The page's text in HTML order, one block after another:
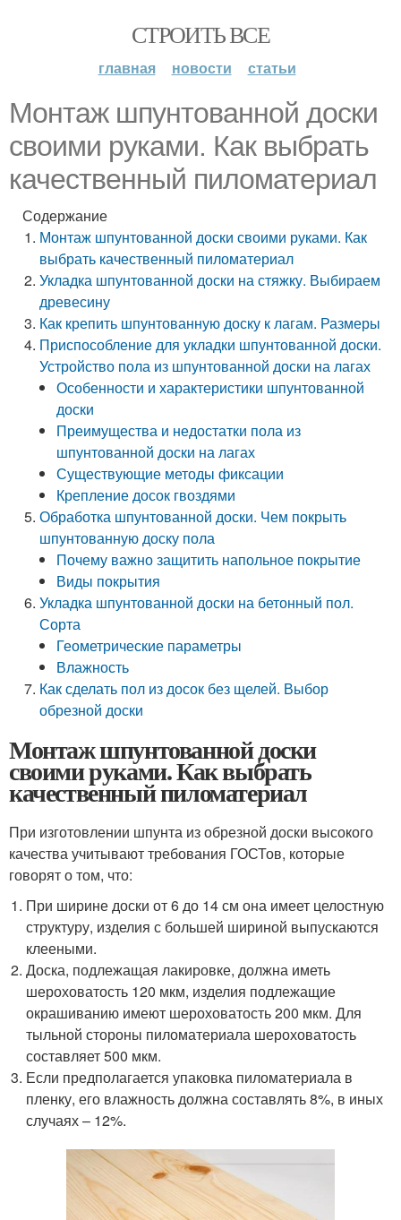
СТРОИТЬ ВСЕ
главная новости статьи
Монтаж шпунтованной доски
своими руками. Как выбрать
качественный пиломатериал
Содержание
Монтаж шпунтованной доски своими руками. Как
выбрать качественный пиломатериал
Укладка шпунтованной доски на стяжку. Выбираем
древесину
Как крепить шпунтованную доску к лагам. Размеры
Приспособление для укладки шпунтованной доски.
Устройство пола из шпунтованной доски на лагах
Особенности и характеристики шпунтованной
доски
Преимущества и недостатки пола из
шпунтованной доски на лагах
Существующие методы фиксации
Крепление досок гвоздями
Обработка шпунтованной доски. Чем покрыть
шпунтованную доску пола
Почему важно защитить напольное покрытие
Виды покрытия
Укладка шпунтованной доски на бетонный пол.
Сорта
Геометрические параметры
Влажность
Как сделать пол из досок без щелей. Выбор
обрезной доски
Монтаж шпунтованной доски
своими руками. Как выбрать
качественный пиломатериал
При изготовлении шпунта из обрезной доски высокого
качества учитывают требования ГОСТов, которые
говорят о том, что:
При ширине доски от 6 до 14 см она имеет целостную
структуру, изделия с большей шириной выпускаются
клееными.
Доска, подлежащая лакировке, должна иметь
шероховатость 120 мкм, изделия подлежащие
окрашиванию имеют шероховатость 200 мкм. Для
тыльной стороны пиломатериала шероховатость
составляет 500 мкм.
Если предполагается упаковка пиломатериала в
пленку, его влажность должна составлять 8%, в иных
случаях – 12%.